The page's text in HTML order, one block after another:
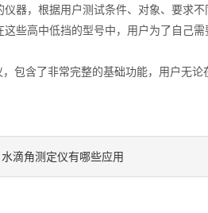
器，根据用户测试条件、对象、要求
些高中低挡的型号中，用户为了自己
包含了非常完整的基础功能，用户无论
水滴角测定仪有哪些应用